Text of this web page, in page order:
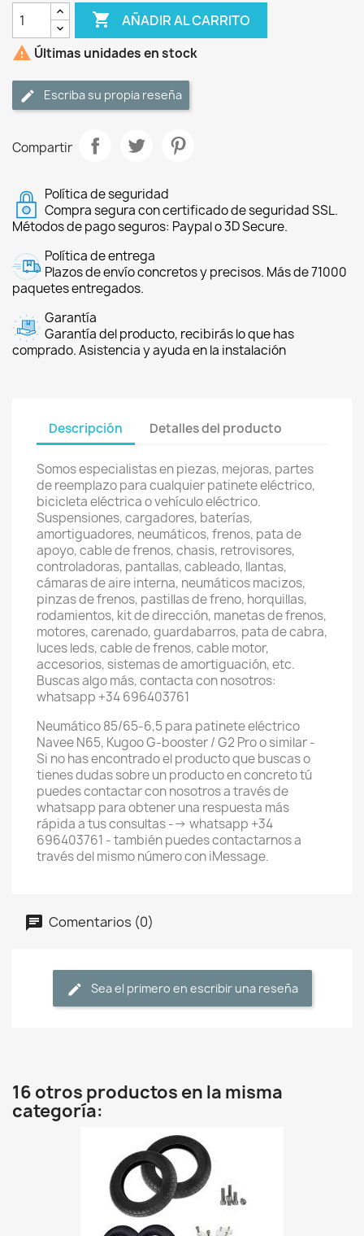
 AÑADIR AL CARRITO
 Últimas unidades en stock
Escriba su propia reseña
Compartir
Política de seguridad
Compra segura con certificado de seguridad SSL.
Métodos de pago seguros: Paypal o 3D Secure.
Política de entrega
Plazos de envío concretos y precisos. Más de 71000
paquetes entregados.
Garantía
Garantía del producto, recibirás lo que has
comprado. Asistencia y ayuda en la instalación
Descripción Detalles del producto
Somos especialistas en piezas, mejoras, partes
de reemplazo para cualquier patinete eléctrico,
bicicleta eléctrica o vehículo eléctrico.
Suspensiones, cargadores, baterías,
amortiguadores, neumáticos, frenos, pata de
apoyo, cable de frenos, chasis, retrovisores,
controladoras, pantallas, cableado, llantas,
cámaras de aire interna, neumáticos macizos,
pinzas de frenos, pastillas de freno, horquillas,
rodamientos, kit de dirección, manetas de frenos,
motores, carenado, guardabarros, pata de cabra,
luces leds, cable de frenos, cable motor,
accesorios, sistemas de amortiguación, etc.
Buscas algo más, contacta con nosotros:
whatsapp +34 696403761
Neumático 85/65-6,5 para patinete eléctrico
Navee N65, Kugoo G-booster / G2 Pro o similar -
Si no has encontrado el producto que buscas o
tienes dudas sobre un producto en concreto tú
puedes contactar con nosotros a través de
whatsapp para obtener una respuesta más
rápida a tus consultas --> whatsapp +34
696403761 - también puedes contactarnos a
través del mismo número con iMessage.
Comentarios (0)
Sea el primero en escribir una reseña
16 otros productos en la misma
categoría: